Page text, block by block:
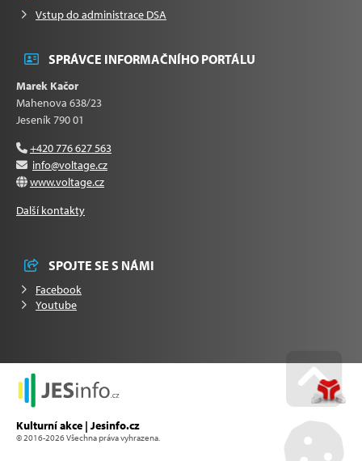
Vstup do administrace DSA
SPRÁVCE INFORMAČNÍHO PORTÁLU
Marek Kačor
Mahenova 638/23
Jeseník 790 01
+420 776 627 563
info@voltage.cz
www.voltage.cz
Další kontakty
SPOJTE SE S NÁMI
Facebook
Youtube
Kulturní akce | Jesinfo.cz
© 2016-2026 Všechna práva vyhrazena. Go